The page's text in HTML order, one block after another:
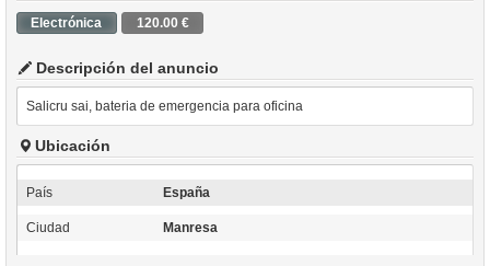
Electrónica 120.00 €
Descripción del anuncio
Salicru sai, bateria de emergencia para oficina
Ubicación
País España
Ciudad Manresa